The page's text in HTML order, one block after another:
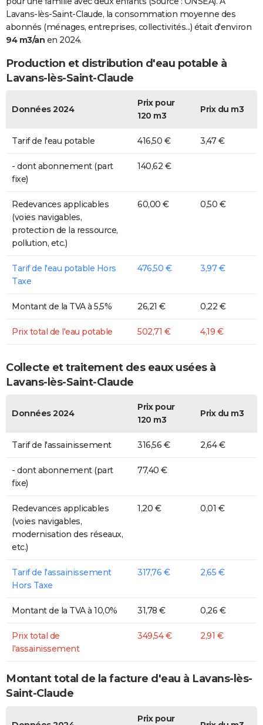
Lavans-lès-Saint-Claude, la consommation moyenne des
abonnés (ménages, entreprises, collectivités...) était d'environ
94 m3/an en 2024.
Production et distribution d'eau potable à
Lavans-lès-Saint-Claude
Données 2024
Prix pour
120 m3
Prix du m3
Tarif de l'eau potable 416,50 € 3,47 €
- dont abonnement (part
fixe)
140,62 €
Redevances applicables
(voies navigables,
protection de la ressource,
pollution, etc.)
60,00 € 0,50 €
Tarif de l'eau potable Hors
Taxe
476,50 € 3,97 €
Montant de la TVA à 5,5% 26,21 € 0,22 €
Prix total de l'eau potable 502,71 € 4,19 €
Collecte et traitement des eaux usées à
Lavans-lès-Saint-Claude
Données 2024
Prix pour
120 m3
Prix du m3
Tarif de l'assainissement 316,56 € 2,64 €
- dont abonnement (part
fixe)
77,40 €
Redevances applicables
(voies navigables,
modernisation des réseaux,
etc.)
1,20 € 0,01 €
Tarif de l'assainissement
Hors Taxe
317,76 € 2,65 €
Montant de la TVA à 10,0% 31,78 € 0,26 €
Prix total de
l'assainissement
349,54 € 2,91 €
Montant total de la facture d'eau à Lavans-lès-
Saint-Claude
Prix pour